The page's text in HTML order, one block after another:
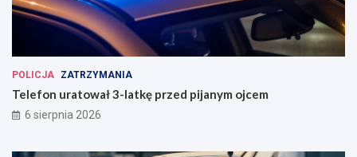
POLICJA ZATRZYMANIA
Telefon uratował 3-latkę przed pijanym ojcem
6 sierpnia 2026